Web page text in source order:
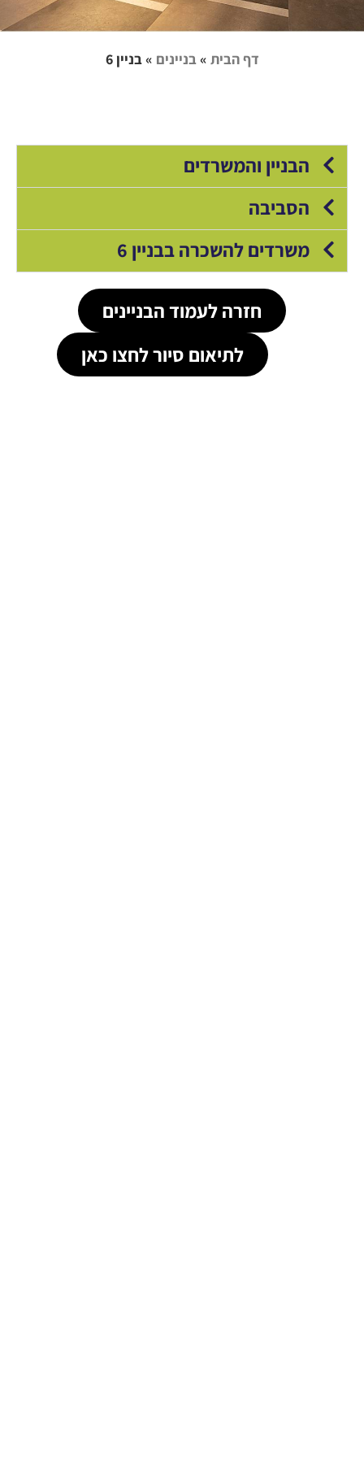
דף הבית »בניינים »בניין 6
הבניין והמשרדים
הסביבה
משרדים להשכרה בבניין 6
חזרה לעמוד הבניינים
לתיאום סיור לחצו כאן